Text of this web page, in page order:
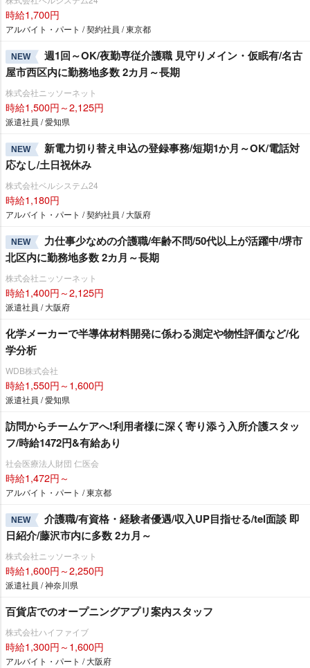
時給1,700円
アルバイト・パート / 契約社員 / 東京都
NEW
週1回～OK/夜勤専従介護職 見守りメイン・仮眠有/名古
屋市西区内に勤務地多数 2カ月～長期
株式会社ニッソーネット
時給1,500円～2,125円
派遣社員 / 愛知県
NEW
新電力切り替え申込の登録事務/短期1か月～OK/電話対
応なし/土日祝休み
株式会社ベルシステム24
時給1,180円
アルバイト・パート / 契約社員 / 大阪府
NEW
力仕事少なめの介護職/年齢不問/50代以上が活躍中/堺市
北区内に勤務地多数 2カ月～長期
株式会社ニッソーネット
時給1,400円～2,125円
派遣社員 / 大阪府
化学メーカーで半導体材料開発に係わる測定や物性評価など/化
学分析
WDB株式会社
時給1,550円～1,600円
派遣社員 / 愛知県
訪問からチームケアへ!利用者様に深く寄り添う入所介護スタッ
フ/時給1472円&有給あり
社会医療法人財団 仁医会
時給1,472円～
アルバイト・パート / 東京都
NEW
介護職/有資格・経験者優遇/収入UP目指せる/tel面談 即
日紹介/藤沢市内に多数 2カ月～
株式会社ニッソーネット
時給1,600円～2,250円
派遣社員 / 神奈川県
百貨店でのオープニングアプリ案内スタッフ
株式会社ハイファイブ
時給1,300円～1,600円
アルバイト・パート / 大阪府